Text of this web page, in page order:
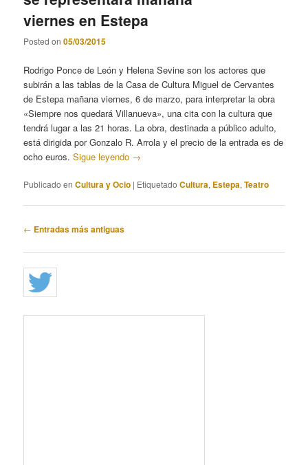
viernes en Estepa
Posted on05/03/2015
Rodrigo Ponce de León y Helena Sevine son los actores que
subirán a las tablas de la Casa de Cultura Miguel de Cervantes
de Estepa mañana viernes, 6 de marzo, para interpretar la obra
«Siempre nos quedará Villanueva», una cita con la cultura que
tendrá lugar a las 21 horas. La obra, destinada a público adulto,
está dirigida por Gonzalo R. Arrola y el precio de la entrada es de
ocho euros.Sigue leyendo →
Publicado en Cultura y Ocio | Etiquetado Cultura, Estepa,Teatro
Navegación
entradas
← Entradas más antiguas